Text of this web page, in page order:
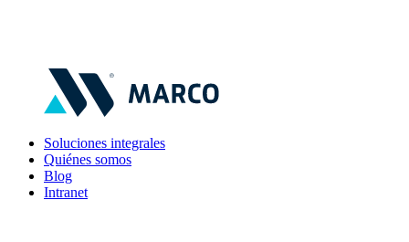
Soluciones integrales
Quiénes somos
Blog
Intranet